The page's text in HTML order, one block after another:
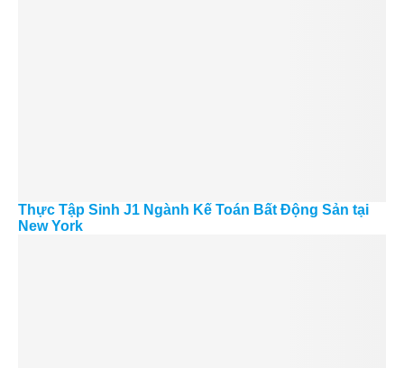
Thực Tập Sinh J1 Ngành Kế Toán Bất Động Sản tại
New York